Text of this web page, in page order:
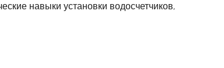
навыки установки водосчетчиков,